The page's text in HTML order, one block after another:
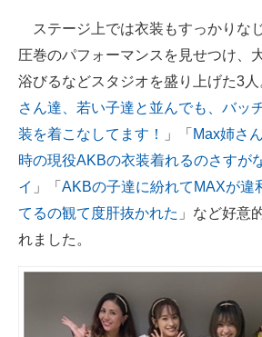
ステージ上では衣装もすっかりな
圧巻のパフォーマンスを見せつけ、
浴びるなどスタジオを盛り上げた3人
さん達、若い子達と並んでも、バッ
装を着こなしてます！
」「 Max姉さ
時の現役AKBの衣装着れるのさすが
イ 」「 AKBの子達に紛れてMAXが違
てるの観て度肝抜かれた 」など好意
れました。